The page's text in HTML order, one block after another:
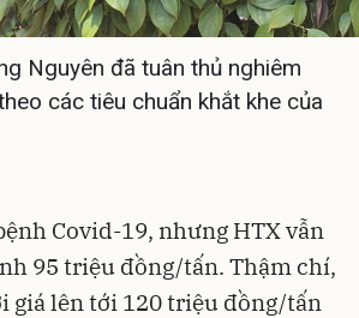
Nguyên đã tuân thủ nghiêm
các tiêu chuẩn khắt khe của
Covid-19, nhưng HTX vẫn
95 triệu đồng/tấn. Thậm chí,
giá lên tới 120 triệu đồng/tấn